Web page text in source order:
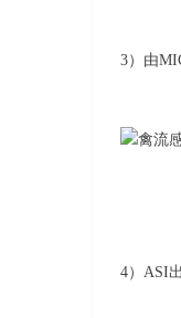
3）由
4）ASI